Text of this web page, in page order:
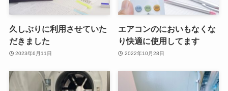
久しぶりに利用させていた
だきました
2023年6月11日
エアコンのにおいもなくな
り快適に使用してます
2022年10月28日